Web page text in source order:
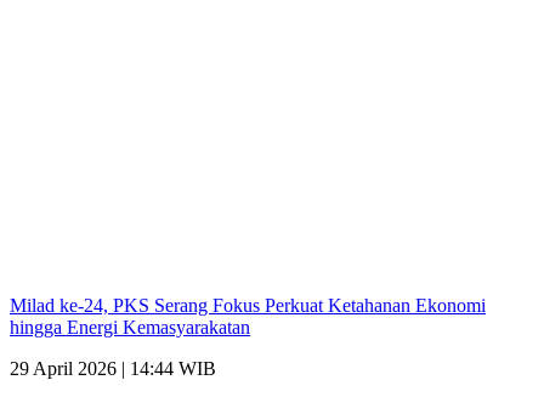
Milad ke-24, PKS Serang Fokus Perkuat Ketahanan Ekonomi
hingga Energi Kemasyarakatan
29 April 2026 | 14:44 WIB